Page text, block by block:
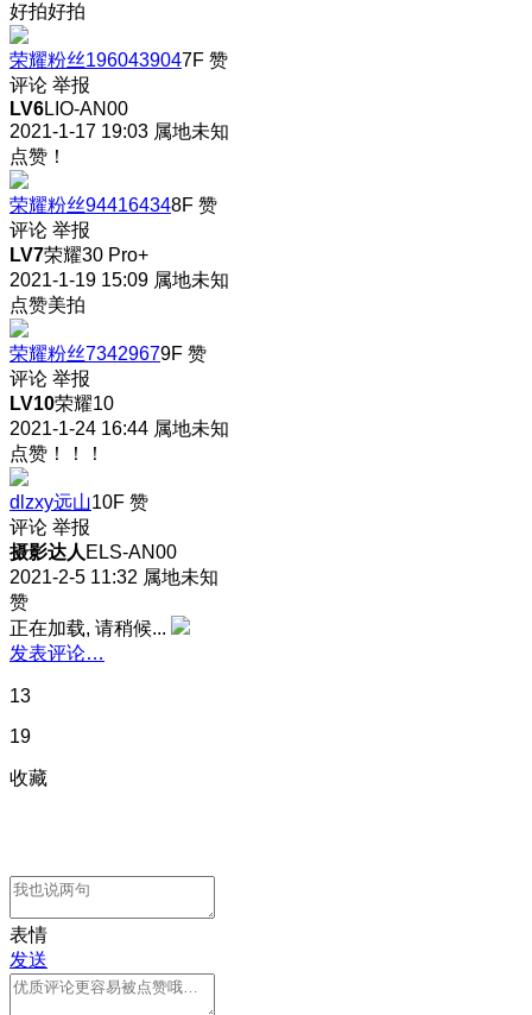
好拍好拍
荣耀粉丝1960439047F 赞
评论 举报
LV6LIO-AN00
2021-1-17 19:03 属地未知
点赞！
荣耀粉丝944164348F 赞
评论 举报
LV7荣耀30 Pro+
2021-1-19 15:09 属地未知
点赞美拍
荣耀粉丝73429679F 赞
评论 举报
LV10荣耀10
2021-1-24 16:44 属地未知
点赞！！！
dlzxy远山10F 赞
评论 举报
摄影达人 ELS-AN00
2021-2-5 11:32 属地未知
赞
正在加载, 请稍候...
发表评论…
13
19
收藏
表情
发送